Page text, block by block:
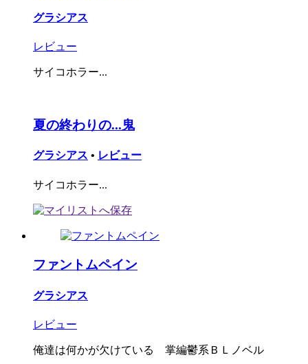
グラシアス
レビュー
サイコホラー...
夏の終わりの...鬼
グラシアス • レビュー
サイコホラー...
ファントムペイン
グラシアス
レビュー
俺達は何かが欠けている 掌編鬱系ＢＬノベル